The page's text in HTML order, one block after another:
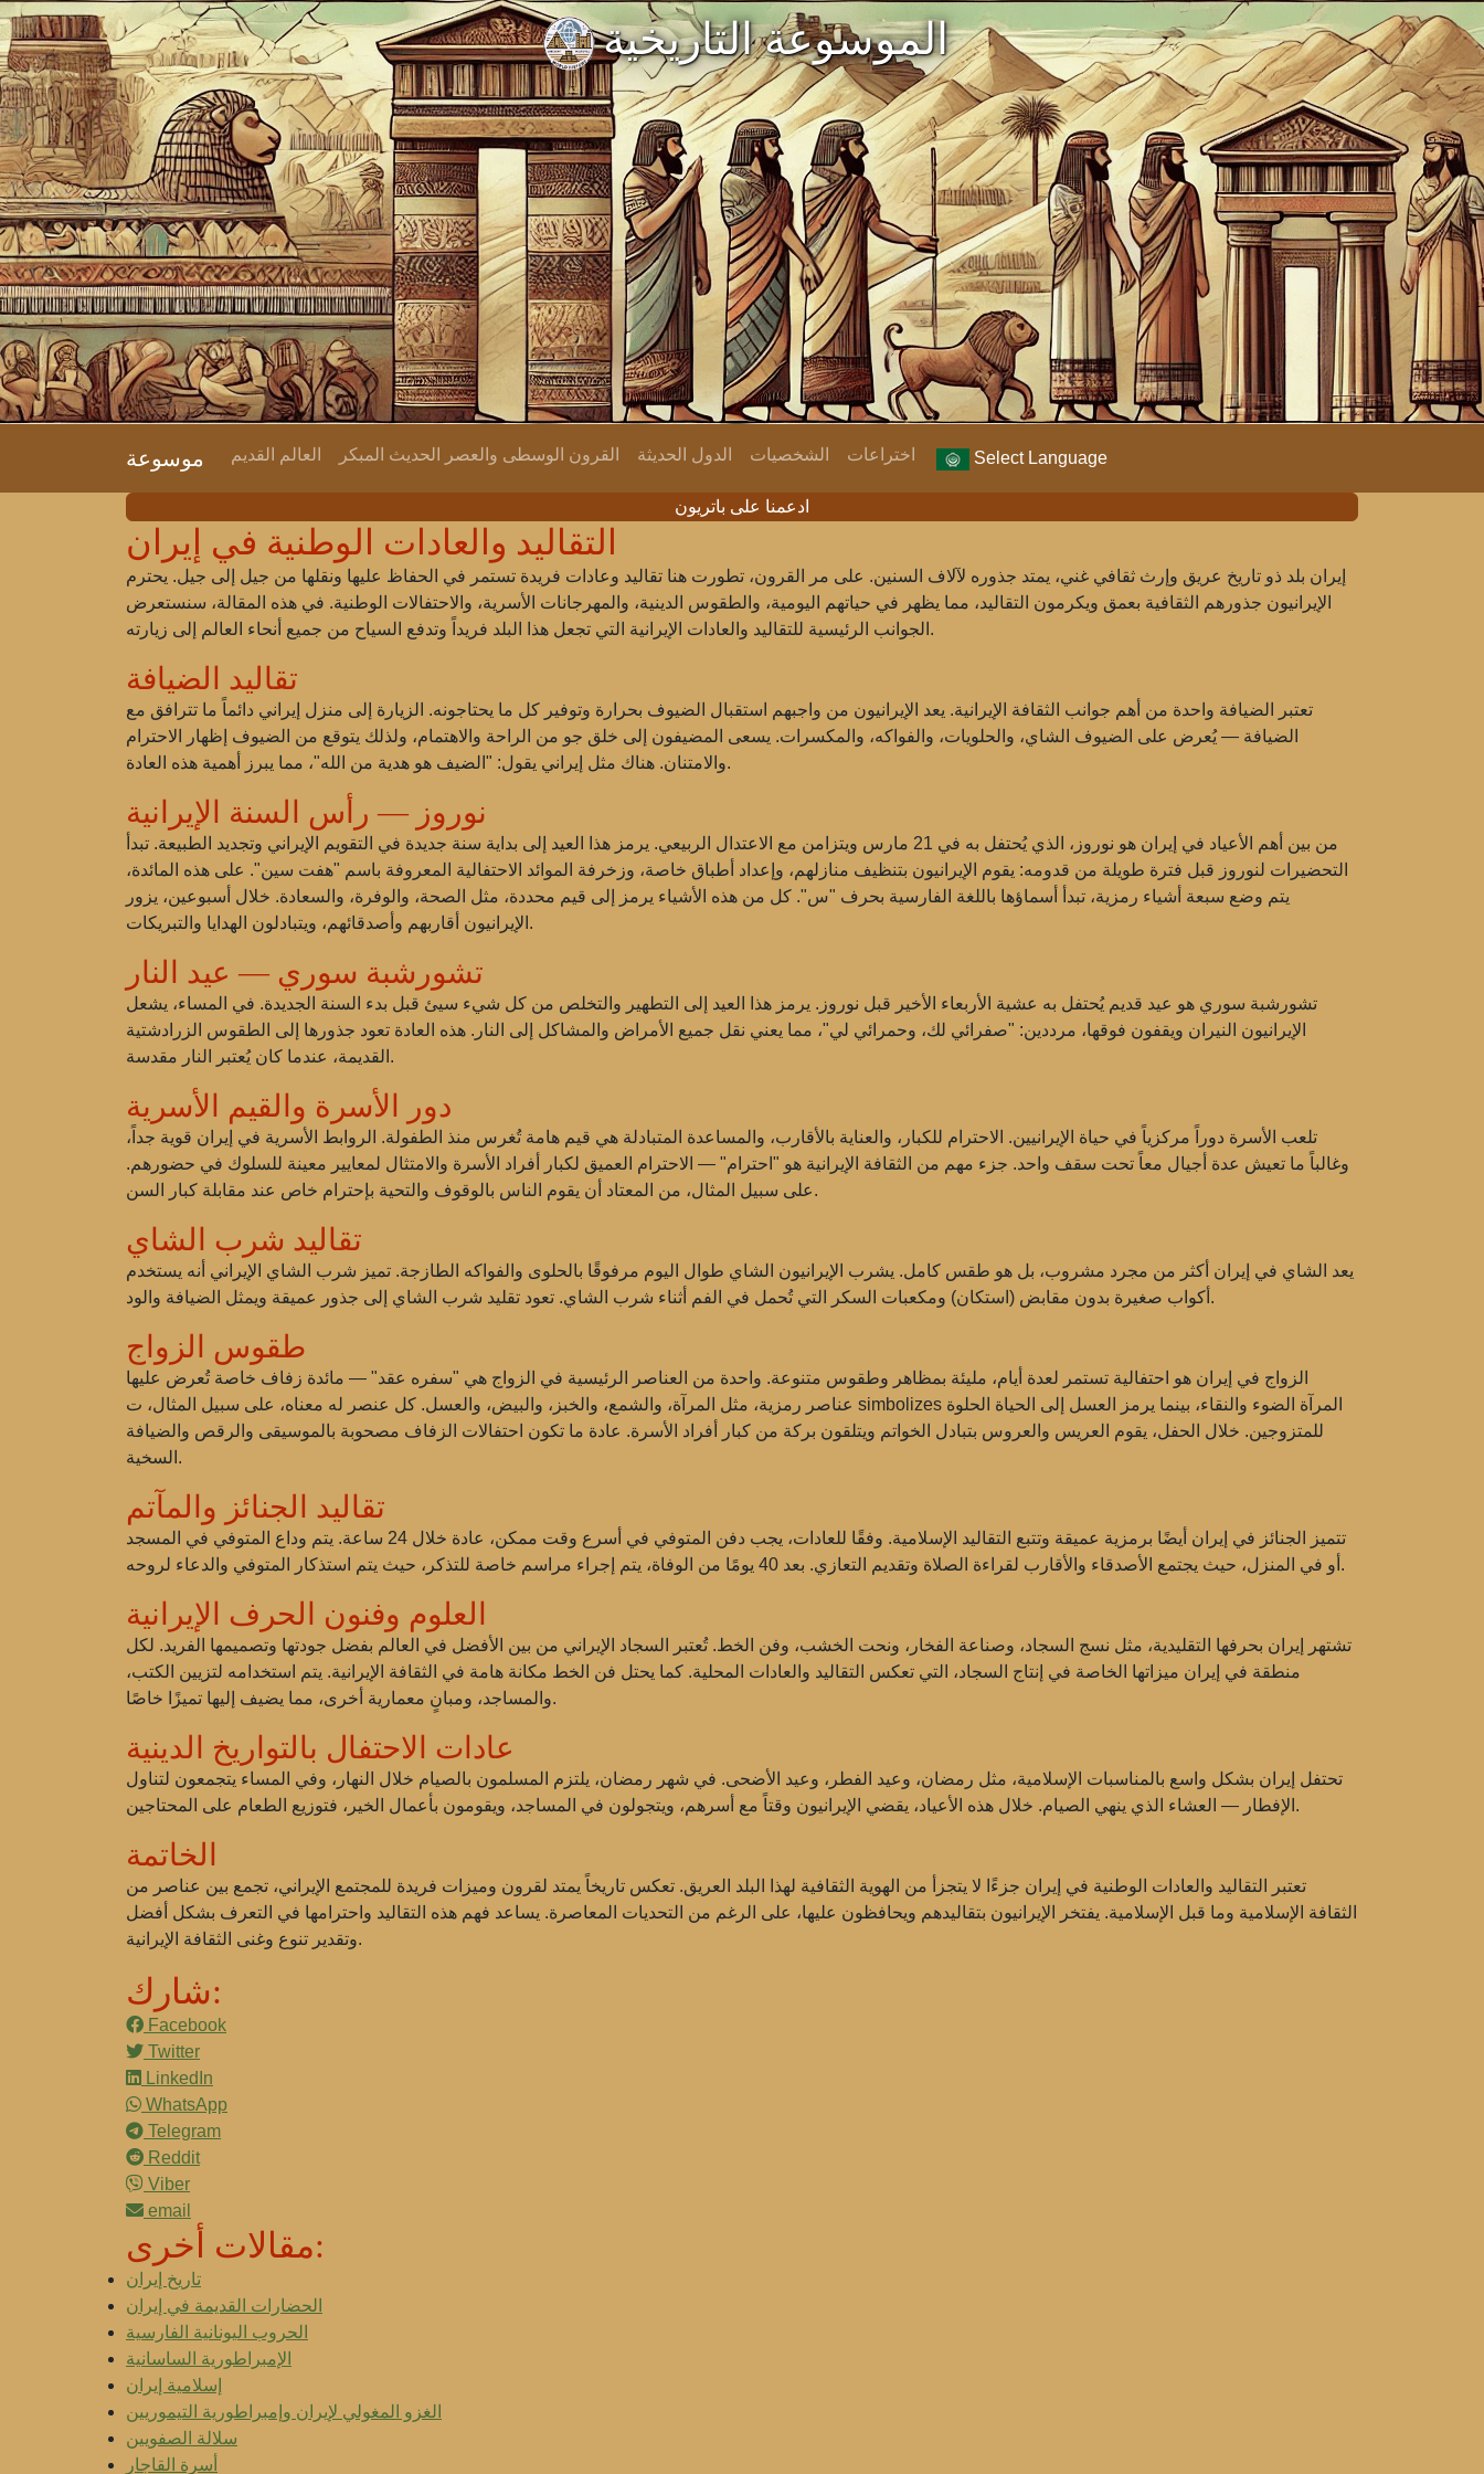
الموسوعة التاريخية
موسوعة العالم القديم القرون الوسطى والعصر الحديث المبكر الدول الحديثة الشخصيات اختراعات Select Language
ادعمنا على باتريون
التقاليد والعادات الوطنية في إيران
إيران بلد ذو تاريخ عريق وإرث ثقافي غني، يمتد جذوره لآلاف السنين. على مر القرون، تطورت هنا تقاليد وعادات فريدة تستمر في الحفاظ عليها ونقلها من جيل إلى جيل. يحترم
الإيرانيون جذورهم الثقافية بعمق ويكرمون التقاليد، مما يظهر في حياتهم اليومية، والطقوس الدينية، والمهرجانات الأسرية، والاحتفالات الوطنية. في هذه المقالة، سنستعرض
الجوانب الرئيسية للتقاليد والعادات الإيرانية التي تجعل هذا البلد فريداً وتدفع السياح من جميع أنحاء العالم إلى زيارته.
تقاليد الضيافة
تعتبر الضيافة واحدة من أهم جوانب الثقافة الإيرانية. يعد الإيرانيون من واجبهم استقبال الضيوف بحرارة وتوفير كل ما يحتاجونه. الزيارة إلى منزل إيراني دائماً ما تترافق مع
الضيافة — يُعرض على الضيوف الشاي، والحلويات، والفواكه، والمكسرات. يسعى المضيفون إلى خلق جو من الراحة والاهتمام، ولذلك يتوقع من الضيوف إظهار الاحترام
والامتنان. هناك مثل إيراني يقول: "الضيف هو هدية من الله"، مما يبرز أهمية هذه العادة.
نوروز — رأس السنة الإيرانية
من بين أهم الأعياد في إيران هو نوروز، الذي يُحتفل به في 21 مارس ويتزامن مع الاعتدال الربيعي. يرمز هذا العيد إلى بداية سنة جديدة في التقويم الإيراني وتجديد الطبيعة. تبدأ
التحضيرات لنوروز قبل فترة طويلة من قدومه: يقوم الإيرانيون بتنظيف منازلهم، وإعداد أطباق خاصة، وزخرفة الموائد الاحتفالية المعروفة باسم "هفت سين". على هذه المائدة،
يتم وضع سبعة أشياء رمزية، تبدأ أسماؤها باللغة الفارسية بحرف "س". كل من هذه الأشياء يرمز إلى قيم محددة، مثل الصحة، والوفرة، والسعادة. خلال أسبوعين، يزور
الإيرانيون أقاربهم وأصدقائهم، ويتبادلون الهدايا والتبريكات.
تشورشبة سوري — عيد النار
تشورشبة سوري هو عيد قديم يُحتفل به عشية الأربعاء الأخير قبل نوروز. يرمز هذا العيد إلى التطهير والتخلص من كل شيء سيئ قبل بدء السنة الجديدة. في المساء، يشعل
الإيرانيون النيران ويقفون فوقها، مرددين: "صفرائي لك، وحمرائي لي"، مما يعني نقل جميع الأمراض والمشاكل إلى النار. هذه العادة تعود جذورها إلى الطقوس الزرادشتية
القديمة، عندما كان يُعتبر النار مقدسة.
دور الأسرة والقيم الأسرية
تلعب الأسرة دوراً مركزياً في حياة الإيرانيين. الاحترام للكبار، والعناية بالأقارب، والمساعدة المتبادلة هي قيم هامة تُغرس منذ الطفولة. الروابط الأسرية في إيران قوية جداً،
وغالباً ما تعيش عدة أجيال معاً تحت سقف واحد. جزء مهم من الثقافة الإيرانية هو "احترام" — الاحترام العميق لكبار أفراد الأسرة والامتثال لمعايير معينة للسلوك في حضورهم.
على سبيل المثال، من المعتاد أن يقوم الناس بالوقوف والتحية بإحترام خاص عند مقابلة كبار السن.
تقاليد شرب الشاي
يعد الشاي في إيران أكثر من مجرد مشروب، بل هو طقس كامل. يشرب الإيرانيون الشاي طوال اليوم مرفوقًا بالحلوى والفواكه الطازجة. تميز شرب الشاي الإيراني أنه يستخدم
أكواب صغيرة بدون مقابض (استكان) ومكعبات السكر التي تُحمل في الفم أثناء شرب الشاي. تعود تقليد شرب الشاي إلى جذور عميقة ويمثل الضيافة والود.
طقوس الزواج
الزواج في إيران هو احتفالية تستمر لعدة أيام، مليئة بمظاهر وطقوس متنوعة. واحدة من العناصر الرئيسية في الزواج هي "سفره عقد" — مائدة زفاف خاصة تُعرض عليها
عناصر رمزية، مثل المرآة، والشمع، والخبز، والبيض، والعسل. كل عنصر له معناه، على سبيل المثال، ت simbolizes المرآة الضوء والنقاء، بينما يرمز العسل إلى الحياة الحلوة
للمتزوجين. خلال الحفل، يقوم العريس والعروس بتبادل الخواتم ويتلقون بركة من كبار أفراد الأسرة. عادة ما تكون احتفالات الزفاف مصحوبة بالموسيقى والرقص والضيافة
السخية.
تقاليد الجنائز والمآتم
تتميز الجنائز في إيران أيضًا برمزية عميقة وتتبع التقاليد الإسلامية. وفقًا للعادات، يجب دفن المتوفي في أسرع وقت ممكن، عادة خلال 24 ساعة. يتم وداع المتوفي في المسجد
أو في المنزل، حيث يجتمع الأصدقاء والأقارب لقراءة الصلاة وتقديم التعازي. بعد 40 يومًا من الوفاة، يتم إجراء مراسم خاصة للتذكر، حيث يتم استذكار المتوفي والدعاء لروحه.
العلوم وفنون الحرف الإيرانية
تشتهر إيران بحرفها التقليدية، مثل نسج السجاد، وصناعة الفخار، ونحت الخشب، وفن الخط. تُعتبر السجاد الإيراني من بين الأفضل في العالم بفضل جودتها وتصميمها الفريد. لكل
منطقة في إيران ميزاتها الخاصة في إنتاج السجاد، التي تعكس التقاليد والعادات المحلية. كما يحتل فن الخط مكانة هامة في الثقافة الإيرانية. يتم استخدامه لتزيين الكتب،
والمساجد، ومبانٍ معمارية أخرى، مما يضيف إليها تميزًا خاصًا.
عادات الاحتفال بالتواريخ الدينية
تحتفل إيران بشكل واسع بالمناسبات الإسلامية، مثل رمضان، وعيد الفطر، وعيد الأضحى. في شهر رمضان، يلتزم المسلمون بالصيام خلال النهار، وفي المساء يتجمعون لتناول
الإفطار — العشاء الذي ينهي الصيام. خلال هذه الأعياد، يقضي الإيرانيون وقتاً مع أسرهم، ويتجولون في المساجد، ويقومون بأعمال الخير، فتوزيع الطعام على المحتاجين.
الخاتمة
تعتبر التقاليد والعادات الوطنية في إيران جزءًا لا يتجزأ من الهوية الثقافية لهذا البلد العريق. تعكس تاريخاً يمتد لقرون وميزات فريدة للمجتمع الإيراني، تجمع بين عناصر من
الثقافة الإسلامية وما قبل الإسلامية. يفتخر الإيرانيون بتقاليدهم ويحافظون عليها، على الرغم من التحديات المعاصرة. يساعد فهم هذه التقاليد واحترامها في التعرف بشكل أفضل
وتقدير تنوع وغنى الثقافة الإيرانية.
شارك:
Facebook
Twitter
LinkedIn
WhatsApp
Telegram
Reddit
Viber
email
مقالات أخرى:
تاريخ إيران
الحضارات القديمة في إيران
الحروب اليونانية الفارسية
الإمبراطورية الساسانية
إسلامية إيران
الغزو المغولي لإيران وإمبراطورية التيموريين
سلالة الصفويين
أسرة القاجار